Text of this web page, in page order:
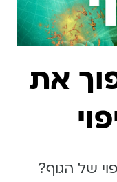
להפוך את
של הגוף?